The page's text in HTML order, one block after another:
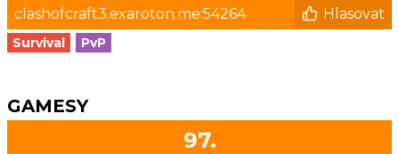
clashofcraft3.exaroton.me:54264
Hlasovat
Survival PvP
GAMESY
97.